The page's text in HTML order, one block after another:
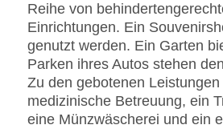
Reihe von
Einrichtungen. Ein
genutzt werden. Ein Garten
Parken ihres Autos stehen
Zu den gebotenen
medizinische Betreuung, ein
eine Münzwäscherei und ein